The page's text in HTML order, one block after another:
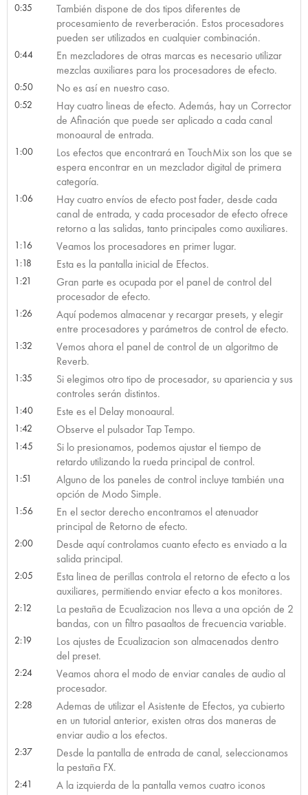
0:35
También dispone de dos tipos diferentes de
procesamiento de reverberación. Estos procesadores
pueden ser utilizados en cualquier combinación.
0:44
En mezcladores de otras marcas es necesario utilizar
mezclas auxiliares para los procesadores de efecto.
0:50 No es así en nuestro caso.
0:52
Hay cuatro lineas de efecto. Además, hay un Corrector
de Afinación que puede ser aplicado a cada canal
monoaural de entrada.
1:00
Los efectos que encontrará en TouchMix son los que se
espera encontrar en un mezclador digital de primera
categoría.
1:06
Hay cuatro envíos de efecto post fader, desde cada
canal de entrada, y cada procesador de efecto ofrece
retorno a las salidas, tanto principales como auxiliares.
1:16 Veamos los procesadores en primer lugar.
1:18 Esta es la pantalla inicial de Efectos.
1:21
Gran parte es ocupada por el panel de control del
procesador de efecto.
1:26
Aquí podemos almacenar y recargar presets, y elegir
entre procesadores y parámetros de control de efecto.
1:32
Vemos ahora el panel de control de un algoritmo de
Reverb.
1:35
Si elegimos otro tipo de procesador, su apariencia y sus
controles serán distintos.
1:40 Este es el Delay monoaural.
1:42 Observe el pulsador Tap Tempo.
1:45
Si lo presionamos, podemos ajustar el tiempo de
retardo utilizando la rueda principal de control.
1:51
Alguno de los paneles de control incluye también una
opción de Modo Simple.
1:56
En el sector derecho encontramos el atenuador
principal de Retorno de efecto.
2:00
Desde aquí controlamos cuanto efecto es enviado a la
salida principal.
2:05
Esta linea de perillas controla el retorno de efecto a los
auxiliares, permitiendo enviar efecto a kos monitores.
2:12
La pestaña de Ecualizacion nos lleva a una opción de 2
bandas, con un filtro pasaaltos de frecuencia variable.
2:19
Los ajustes de Ecualizacion son almacenados dentro
del preset.
2:24
Veamos ahora el modo de enviar canales de audio al
procesador.
2:28
Ademas de utilizar el Asistente de Efectos, ya cubierto
en un tutorial anterior, existen otras dos maneras de
enviar audio a los efectos.
2:37
Desde la pantalla de entrada de canal, seleccionamos
la pestaña FX.
2:41
A la izquierda de la pantalla vemos cuatro iconos